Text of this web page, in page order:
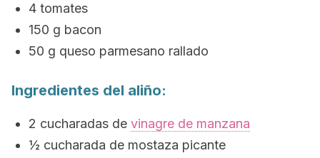
4 tomates
150 g bacon
50 g queso parmesano rallado
Ingredientes del aliño:
2 cucharadas de vinagre de manzana
½ cucharada de mostaza picante